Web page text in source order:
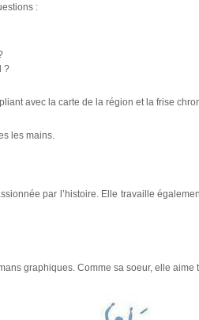
:
?
avec la carte de la région et la frise
les mains.
par l’histoire. Elle travaille
graphiques. Comme sa soeur, elle aime